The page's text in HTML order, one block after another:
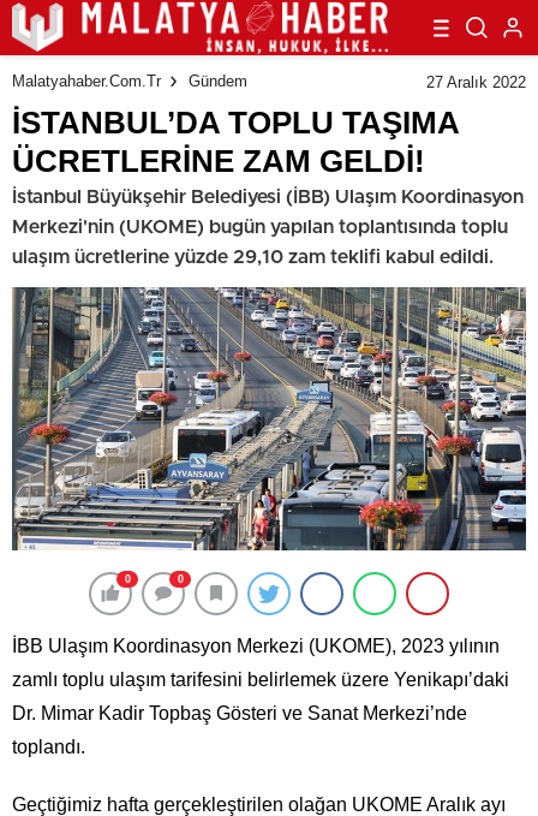
Malatyahaber.com.tr Gündem 27 Aralık 2022
İSTANBUL’DA TOPLU TAŞIMA
ÜCRETLERİNE ZAM GELDİ!
İstanbul Büyükşehir Belediyesi (İBB) Ulaşım Koordinasyon
Merkezi'nin (UKOME) bugün yapılan toplantısında toplu
ulaşım ücretlerine yüzde 29,10 zam teklifi kabul edildi.
0 0
İBB Ulaşım Koordinasyon Merkezi (UKOME), 2023 yılının
zamlı toplu ulaşım tarifesini belirlemek üzere Yenikapı’daki
Dr. Mimar Kadir Topbaş Gösteri ve Sanat Merkezi’nde
toplandı.
Geçtiğimiz hafta gerçekleştirilen olağan UKOME Aralık ayı